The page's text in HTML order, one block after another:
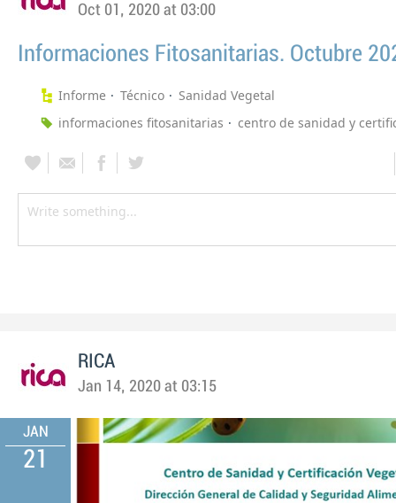
Oct 01, 2020 at 03:00
Informaciones Fitosanitarias. Octubre
Informe Técnico
Sanidad Vegetal
informaciones fitosanitarias
centro de sanidad y
RICA
Jan 14, 2020 at 03:15
JAN
21